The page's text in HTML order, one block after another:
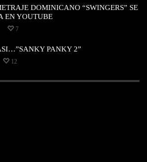
DOMINICANO “SWINGERS” SE
EN YOUTUBE
7
PANKY 2”
12